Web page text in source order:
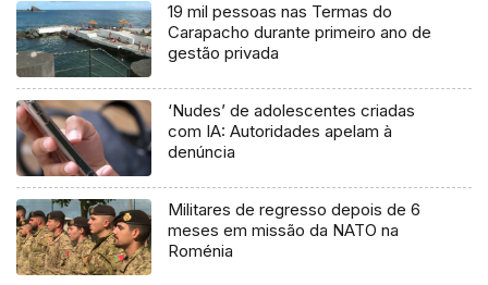
19 mil pessoas nas Termas do
Carapacho durante primeiro ano de
gestão privada
‘Nudes’ de adolescentes criadas
com IA: Autoridades apelam à
denúncia
Militares de regresso depois de 6
meses em missão da NATO na
Roménia